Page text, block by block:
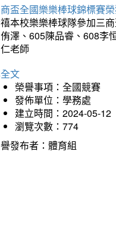
盃全國樂樂棒球錦標賽
本校樂樂棒球隊參加三
澤、605陳品睿、608李
老師
文
榮譽事項：全國競賽
發佈單位：學務處
建立時間：2024-05-12
瀏覽次數：774
發布者：體育組